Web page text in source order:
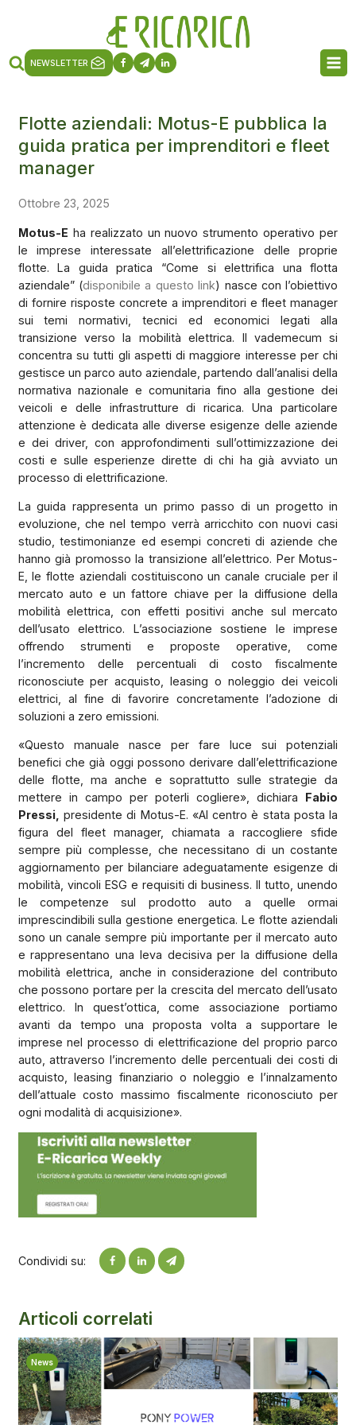
NEWSLETTER
Flotte aziendali: Motus-E pubblica la
guida pratica per imprenditori e fleet
manager
Ottobre 23, 2025
Motus-E ha realizzato un nuovo strumento operativo per
le imprese interessate all’elettrificazione delle proprie
flotte. La guida pratica “Come si elettrifica una flotta
aziendale” (disponibile a questo link) nasce con l’obiettivo
di fornire risposte concrete a imprenditori e fleet manager
sui temi normativi, tecnici ed economici legati alla
transizione verso la mobilità elettrica. Il vademecum si
concentra su tutti gli aspetti di maggiore interesse per chi
gestisce un parco auto aziendale, partendo dall’analisi della
normativa nazionale e comunitaria fino alla gestione dei
veicoli e delle infrastrutture di ricarica. Una particolare
attenzione è dedicata alle diverse esigenze delle aziende
e dei driver, con approfondimenti sull’ottimizzazione dei
costi e sulle esperienze dirette di chi ha già avviato un
processo di elettrificazione.
La guida rappresenta un primo passo di un progetto in
evoluzione, che nel tempo verrà arricchito con nuovi casi
studio, testimonianze ed esempi concreti di aziende che
hanno già promosso la transizione all’elettrico. Per Motus-
E, le flotte aziendali costituiscono un canale cruciale per il
mercato auto e un fattore chiave per la diffusione della
mobilità elettrica, con effetti positivi anche sul mercato
dell’usato elettrico. L’associazione sostiene le imprese
offrendo strumenti e proposte operative, come
l’incremento delle percentuali di costo fiscalmente
riconosciute per acquisto, leasing o noleggio dei veicoli
elettrici, al fine di favorire concretamente l’adozione di
soluzioni a zero emissioni.
«Questo manuale nasce per fare luce sui potenziali
benefici che già oggi possono derivare dall’elettrificazione
delle flotte, ma anche e soprattutto sulle strategie da
mettere in campo per poterli cogliere», dichiara Fabio
Pressi, presidente di Motus-E. «Al centro è stata posta la
figura del fleet manager, chiamata a raccogliere sfide
sempre più complesse, che necessitano di un costante
aggiornamento per bilanciare adeguatamente esigenze di
mobilità, vincoli ESG e requisiti di business. Il tutto, unendo
le competenze sul prodotto auto a quelle ormai
imprescindibili sulla gestione energetica. Le flotte aziendali
sono un canale sempre più importante per il mercato auto
e rappresentano una leva decisiva per la diffusione della
mobilità elettrica, anche in considerazione del contributo
che possono portare per la crescita del mercato dell’usato
elettrico. In quest’ottica, come associazione portiamo
avanti da tempo una proposta volta a supportare le
imprese nel processo di elettrificazione del proprio parco
auto, attraverso l’incremento delle percentuali dei costi di
acquisto, leasing finanziario o noleggio e l’innalzamento
dell’attuale costo massimo fiscalmente riconosciuto per
ogni modalità di acquisizione».
Condividi su:
Articoli correlati
News